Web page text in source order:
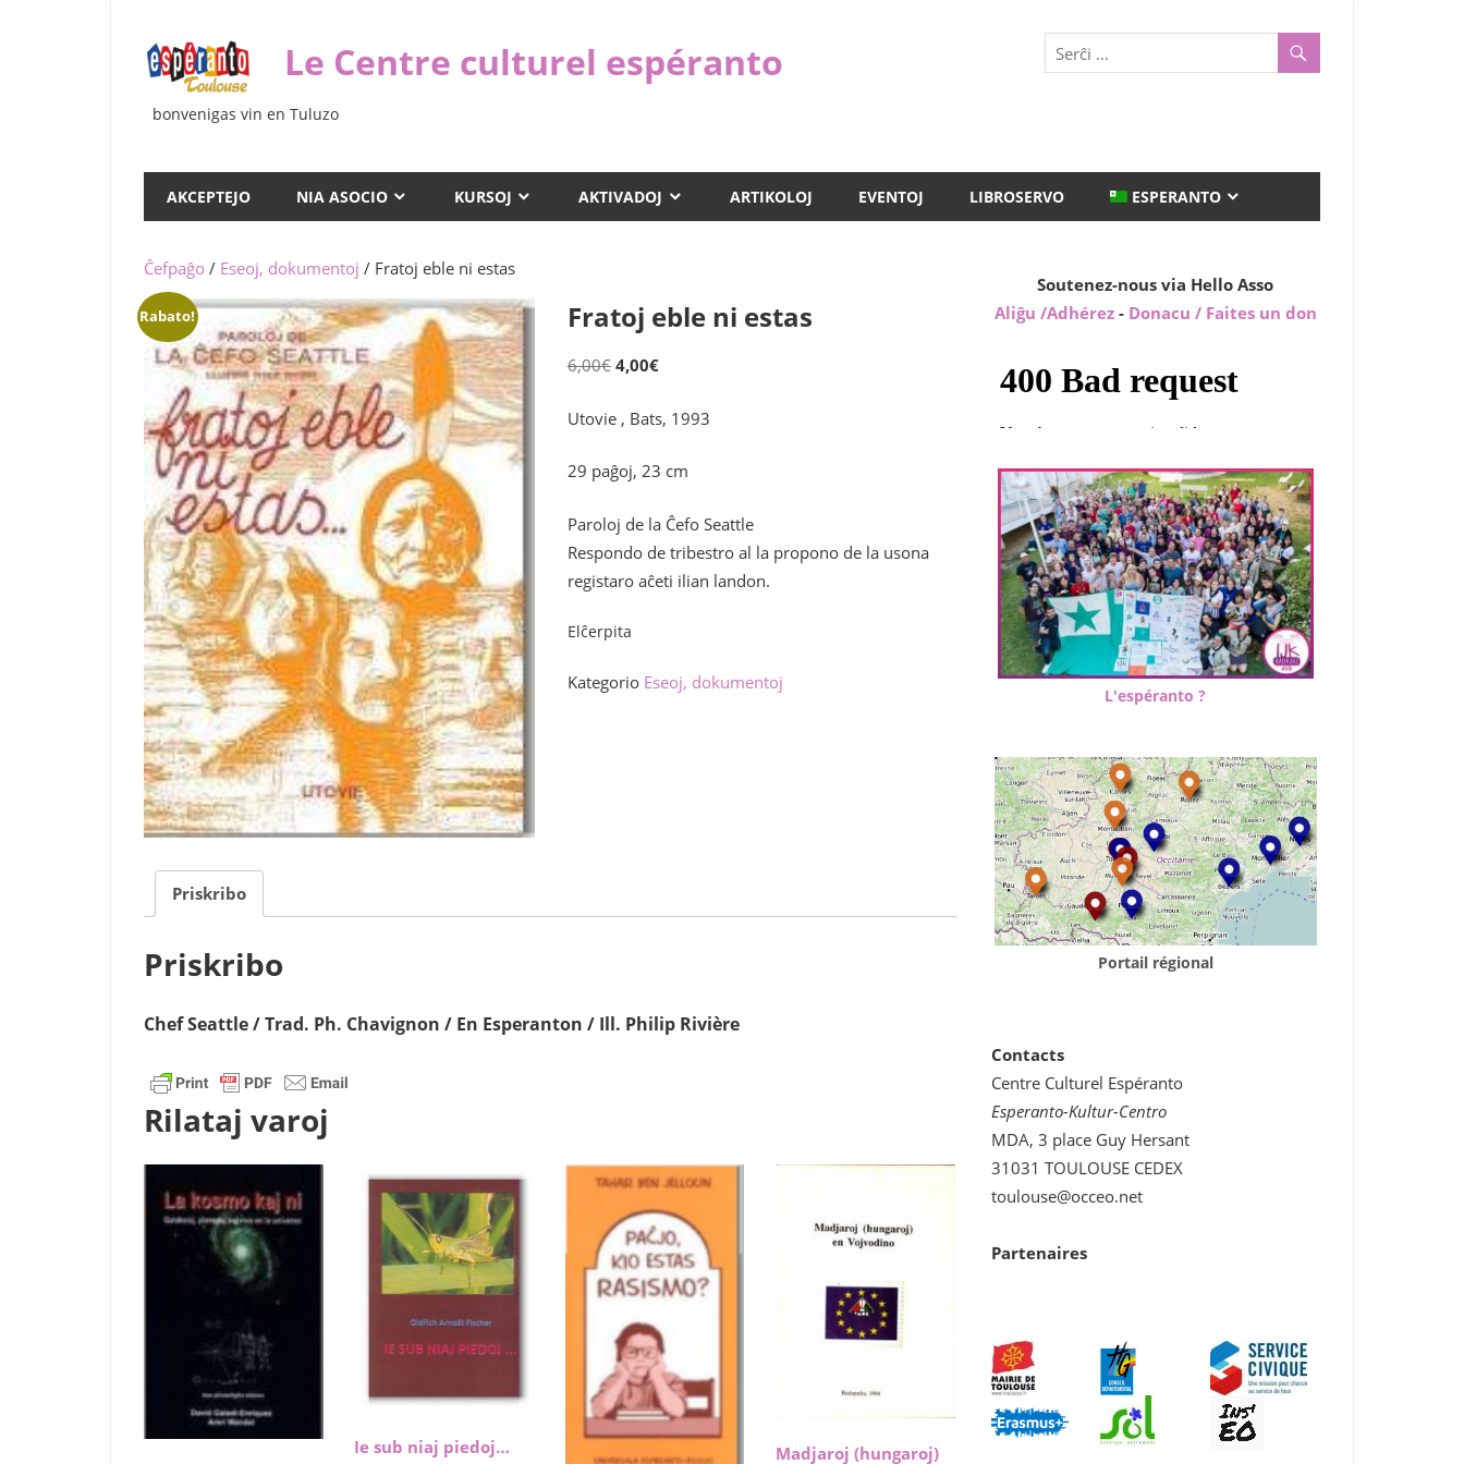
enhavo
Le Centre culturel espéranto
bonvenigas vin en Tuluzo
AKCEPTEJO NIA ASOCIO KURSOJ AKTIVADOJ ARTIKOLOJ EVENTOJ LIBROSERVO ESPERANTO
Ĉefpaĝo / Eseoj, dokumentoj / Fratoj eble ni estas
Rabato! Fratoj eble ni estas
6,00€ Original
was:
4,00€Current
is:
Utovie , Bats, 1993
29 paĝoj, 23 cm
Paroloj de la Ĉefo Seattle
Respondo de tribestro al la propono de la usona
registaro aĉeti ilian landon.
Elĉerpita
Kategorio Eseoj, dokumentoj
Priskribo
Priskribo
Chef Seattle / Trad. Ph. Chavignon / En Esperanton / Ill. Philip Rivière
Rilataj varoj
Ie sub niaj piedoj… Madjaroj (hungaroj)
Soutenez-nous via Hello Asso
Aliĝu /Adhérez - Donacu / Faites un don
L'espéranto ?
Portail régional
Contacts
Centre Culturel Espéranto
Esperanto-Kultur-Centro
MDA, 3 place Guy Hersant
31031 TOULOUSE CEDEX
toulouse@occeo.net
Partenaires